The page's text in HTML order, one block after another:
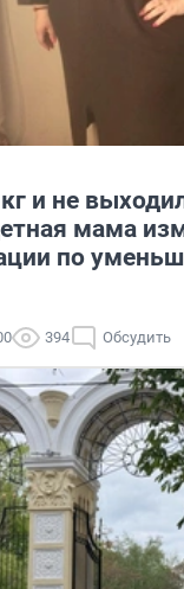
и не
мама
по
394 Обсудить